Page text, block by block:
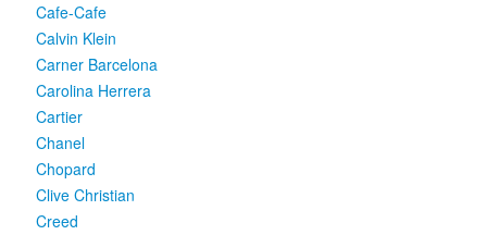
Cafe-Cafe
Calvin Klein
Carner Barcelona
Carolina Herrera
Cartier
Chanel
Chopard
Clive Christian
Creed